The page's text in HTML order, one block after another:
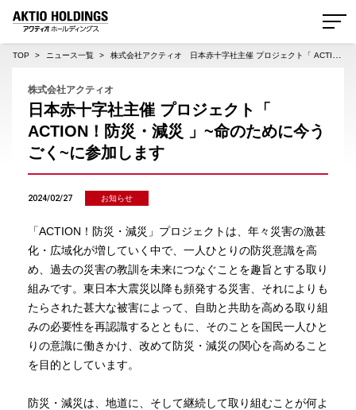
AKTIO HOLDINGS 株式会社アクティオホールディングス
TOP ニュース一覧 株式会社アクティオ 日本赤十字社主催 プロジェクト「 ACTION！防災・減災 」~命のために今うごく~に参加します
株式会社アクティオ
日本赤十字社主催 プロジェクト「
ACTION！防災・減災 」~命のために今う
ごく~に参加します
2024/02/27 お知らせ
「ACTION！防災・減災」プロジェクトは、年々災害の激甚
化・広域化が増していく中で、一人ひとりの防災意識を高
め、過去の災害の教訓を未来につなぐことを趣旨とする取り
組みです。東日本大震災以降も頻発する災害、それによりも
たらされた甚大な被害によって、自助と共助を高める取り組
みの必要性を再認識するとともに、そのことを国民一人ひと
りの意識に働きかけ、改めて防災・減災の関心を高めること
を目的としています。
防災・減災は、地道に、そして継続して取り組むことが何よ